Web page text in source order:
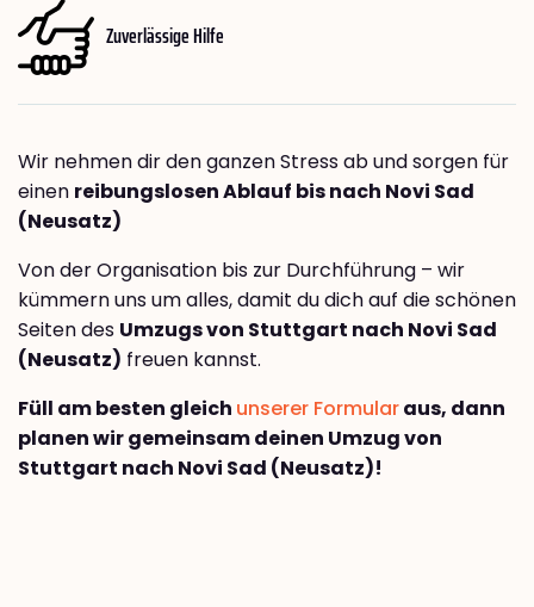
Zuverlässige Hilfe
Wir nehmen dir den ganzen Stress ab und sorgen für
einen reibungslosen Ablauf bis nach Novi Sad
(Neusatz)
Von der Organisation bis zur Durchführung – wir
kümmern uns um alles, damit du dich auf die schönen
Seiten des Umzugs von Stuttgart nach Novi Sad
(Neusatz) freuen kannst.
Füll am besten gleich unserer Formularaus, dann
planen wir gemeinsam deinen Umzug von
Stuttgart nach Novi Sad (Neusatz)!